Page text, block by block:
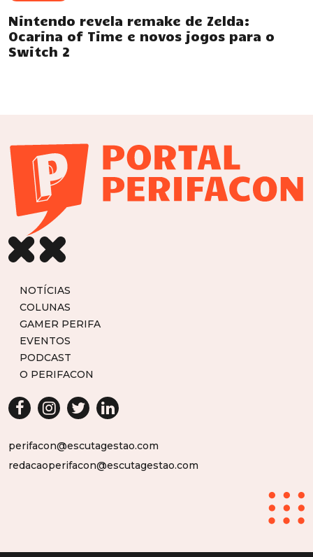
Nintendo revela remake de Zelda:
Ocarina of Time e novos jogos para o
Switch 2
NOTÍCIAS
COLUNAS
GAMER PERIFA
EVENTOS
PODCAST
O PERIFACON
perifacon@escutagestao.com
redacaoperifacon@escutagestao.com